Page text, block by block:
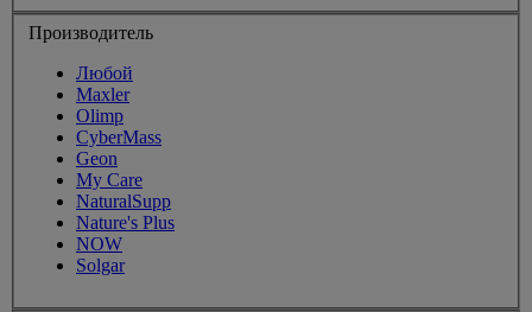
Производитель
Любой
Maxler
Olimp
CyberMass
Geon
My Care
NaturalSupp
Nature's Plus
NOW
Solgar